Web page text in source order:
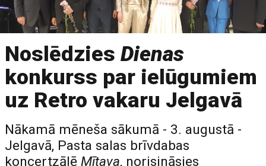
NoslēdziesDienas
konkurss par ielūgumiem
uz Retro vakaru Jelgavā
Nākamā mēneša sākumā - 3. augustā -
Jelgavā, Pasta salas brīvdabas
koncertzālēMītava, norisināsies